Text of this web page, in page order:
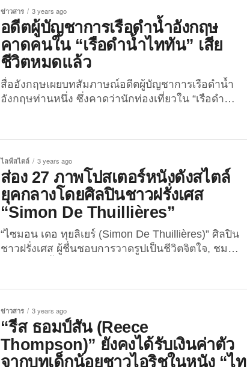
มหาสมุทรห่างจากหัวเรือไททานิคเพียง 400 เมตร
ตั้งแต่เมื่อวันที่ 18 มิถุนายน 2566 ที่ผ่านมา เป็นเหตุให้
ผู้โดยสารทั้งหมด 5 คน ได้แก่...
ข่าวสาร 3 years ago
อดีตผู้บัญชาการเรือดำน้ำอังกฤษ
คาดคนใน “เรือดำน้ำไททัน” เสีย
ชีวิตหมดแล้ว
สื่ออังกฤษเผยบทสัมภาษณ์อดีตผู้บัญชาการเรือดำน้ำ
อังกฤษท่านหนึ่ง ซึ่งคาดว่านักท่องเที่ยวใน “เรือดำน้ำ
ดำน้ำไททัน” ของบริษัท “โอเชียนเกต (OceanGate)”
ซึ่งบรรทุกนักท่องเที่ยวทั้งหมด 5 คน ได้แก่ “ฮามิช
ฮาร์ดิ่ง (Hamish...
ไลฟ์สไตล์ 3 years ago
ส่อง 27 ภาพโปสเตอร์หนังดังสไตล์
ยุคกลางโดยศิลปินชาวฝรั่งเศส
“Simon De Thuillières”
“ไซมอน เดอ ทุยลิเยร์ (Simon De Thuillières)” ศิลปิน
ชาวฝรั่งเศส ผู้ชื่นชอบการวาดรูปเป็นชีวิตจิตใจ, ชม
ผสานความชอบทั้งหมดเหล่านี้เข้าด้วยกัน แล้ว
สร้างสรรค์ออกมาเป็นภาพ “โปสเตอร์หนังดังสไตล์ยุค
กลาง” แบบใหม่แบบสับ จน The Joi อดคิดไม่ได้ว่า
หากยุคกลางมีการสร้างหนังและโรงภาพยนตร์แล้วล่ะ
ก็… ภาพโปสเตอร์โปรโมทหนังดังแต่ละเรื่องจะต้อง
มีหน้าตาแบบที่ศิลปินฝรั่งเศสคนนี้วาดขึ้นอย่างแน่นอน!
ข่าวสาร 3 years ago
“รีส ธอมป์สัน (Reece
Thompson)” ยังคงได้รับเงินค่าตัว
จากบทเด็กน้อยชาวไอริชในหนัง “ไท